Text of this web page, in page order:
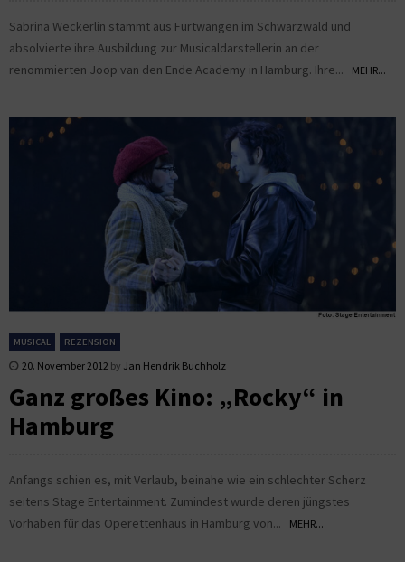
Sabrina Weckerlin stammt aus Furtwangen im Schwarzwald und
absolvierte ihre Ausbildung zur Musicaldarstellerin an der
renommierten Joop van den Ende Academy in Hamburg. Ihre...
MEHR...
MUSICAL REZENSION
20. November 2012 by Jan Hendrik Buchholz
Ganz großes Kino: „Rocky“ in
Hamburg
Anfangs schien es, mit Verlaub, beinahe wie ein schlechter Scherz
seitens Stage Entertainment. Zumindest wurde deren jüngstes
Vorhaben für das Operettenhaus in Hamburg von...
MEHR...